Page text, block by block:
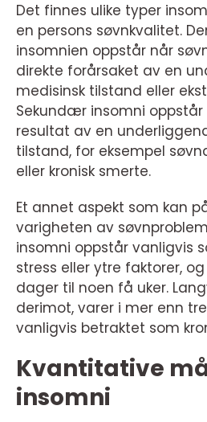
Det finnes ulike typer
en persons søvnkvalitet.
insomnien oppstår når
direkte forårsaket av en
medisinsk tilstand eller
Sekundær insomni
resultat av en
tilstand, for eksempel
eller kronisk smerte.
Et annet aspekt som kan
varigheten av
insomni oppstår vanligvis
stress eller ytre faktorer,
dager til noen få uker.
derimot, varer i mer enn
vanligvis betraktet som
Kvantitative
insomni